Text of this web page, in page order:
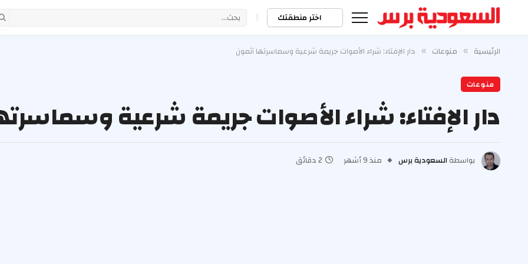
اختر منطقتك |
الرئيسية » منوعات » دار الإفتاء: شراء الأصوات جريمة شرعية وسماسرتها آثمون
منوعات
دار الإفتاء: شراء الأصوات جريمة شرعية
بواسطة السعودية برس منذ 9 أشهر 2 دقائق